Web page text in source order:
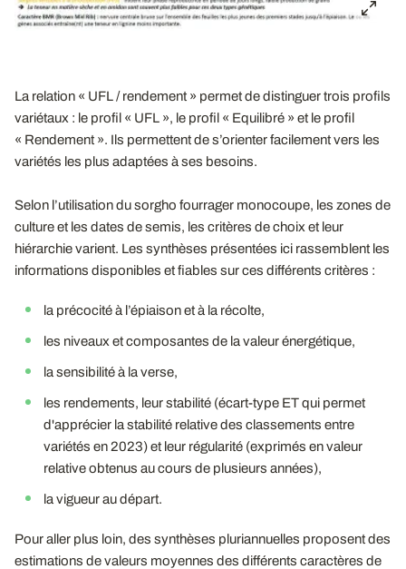
La relation « UFL / rendement » permet de distinguer trois profils
variétaux : le profil « UFL », le profil « Equilibré » et le profil
« Rendement ». Ils permettent de s’orienter facilement vers les
variétés les plus adaptées à ses besoins.
Selon l’utilisation du sorgho fourrager monocoupe, les zones de
culture et les dates de semis, les critères de choix et leur
hiérarchie varient. Les synthèses présentées ici rassemblent les
informations disponibles et fiables sur ces différents critères :
la précocité à l’épiaison et à la récolte,
les niveaux et composantes de la valeur énergétique,
la sensibilité à la verse,
les rendements, leur stabilité (écart-type ET qui permet
d'apprécier la stabilité relative des classements entre
variétés en 2023) et leur régularité (exprimés en valeur
relative obtenus au cours de plusieurs années),
la vigueur au départ.
Pour aller plus loin, des synthèses pluriannuelles proposent des
estimations de valeurs moyennes des différents caractères de